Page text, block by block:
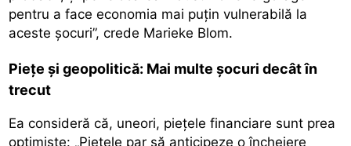
pentru a face economia mai puțin vulnerabilă la
aceste șocuri”, crede Marieke Blom.
Piețe și geopolitică: Mai multe șocuri decât în
trecut
Ea consideră că, uneori, piețele financiare sunt prea
optimiste: „Piețele par să anticipeze o încheiere